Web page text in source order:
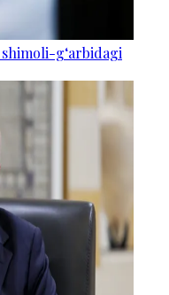
g‘arbidagi